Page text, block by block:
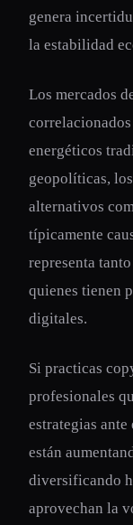
genera
la estabilidad
Los mercados
energéticos
geopolíticas,
alternativos
típicamente
representa
quienes tienen
digitales.
Si practicas
profesionales
estrategias
están
diversificando
aprovechan la